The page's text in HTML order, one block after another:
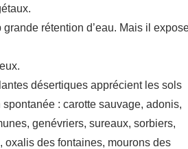
rétention d’eau. Mais il
désertiques apprécient les sols
: carotte sauvage, adonis,
genévriers, sureaux, sorbiers,
oxalis des fontaines, mourons des